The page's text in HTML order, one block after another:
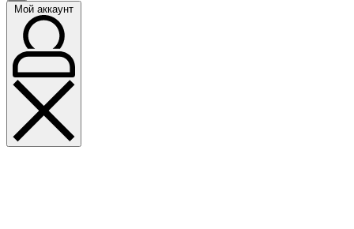
Мой аккаунт